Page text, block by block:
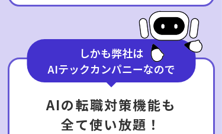
しかも弊社は
AIテックカンパニーなので
AIの転職対策機能も
全て使い放題！